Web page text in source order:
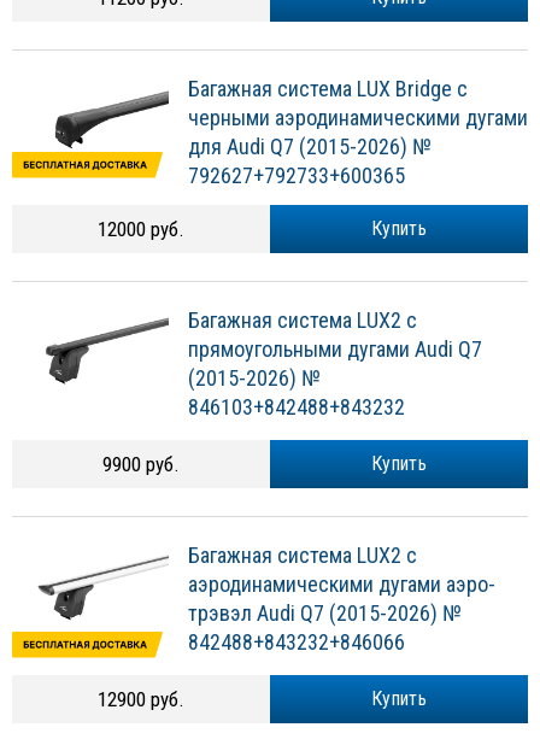
Багажная система LUX Bridge с
черными аэродинамическими дугами
для Audi Q7 (2015-2026) №
792627+792733+600365
Купить
12000 руб.
Багажная система LUX2 с
прямоугольными дугами Audi Q7
(2015-2026) №
846103+842488+843232
Купить
9900 руб.
Багажная система LUX2 с
аэродинамическими дугами аэро-
трэвэл Audi Q7 (2015-2026) №
842488+843232+846066
Купить
12900 руб.